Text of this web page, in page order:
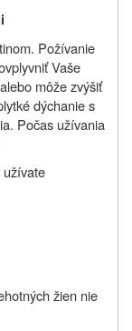
Požívanie
Vaše
môže zvýšiť
dýchanie s
Počas užívania
užívate
žien nie